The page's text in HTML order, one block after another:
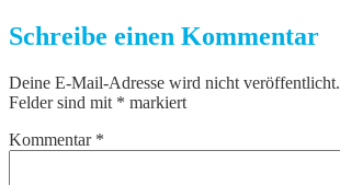
Schreibe einen Kommentar
Deine E-Mail-Adresse wird nicht veröffentlicht.
Felder sind mit * markiert
Kommentar *